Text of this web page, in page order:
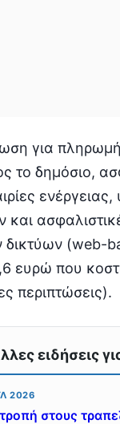
για
το δημόσιο,
και
(web-
ευρώ που
περιπτώσεις).
ειδήσεις
2026
στους